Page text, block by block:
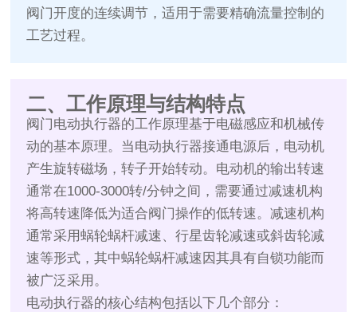
阀门开度的连续调节，适用于需要精确流量控制的
工艺过程。
二、工作原理与结构特点
阀门电动执行器的工作原理基于电磁感应和机械传
动的基本原理。当电动执行器接通电源后，电动机
产生旋转磁场，转子开始转动。电动机的输出转速
通常在1000-3000转/分钟之间，需要通过减速机构
将高转速降低为适合阀门操作的低转速。减速机构
通常采用蜗轮蜗杆减速、行星齿轮减速或斜齿轮减
速等形式，其中蜗轮蜗杆减速因其具有自锁功能而
被广泛采用。
电动执行器的核心结构包括以下几个部分：